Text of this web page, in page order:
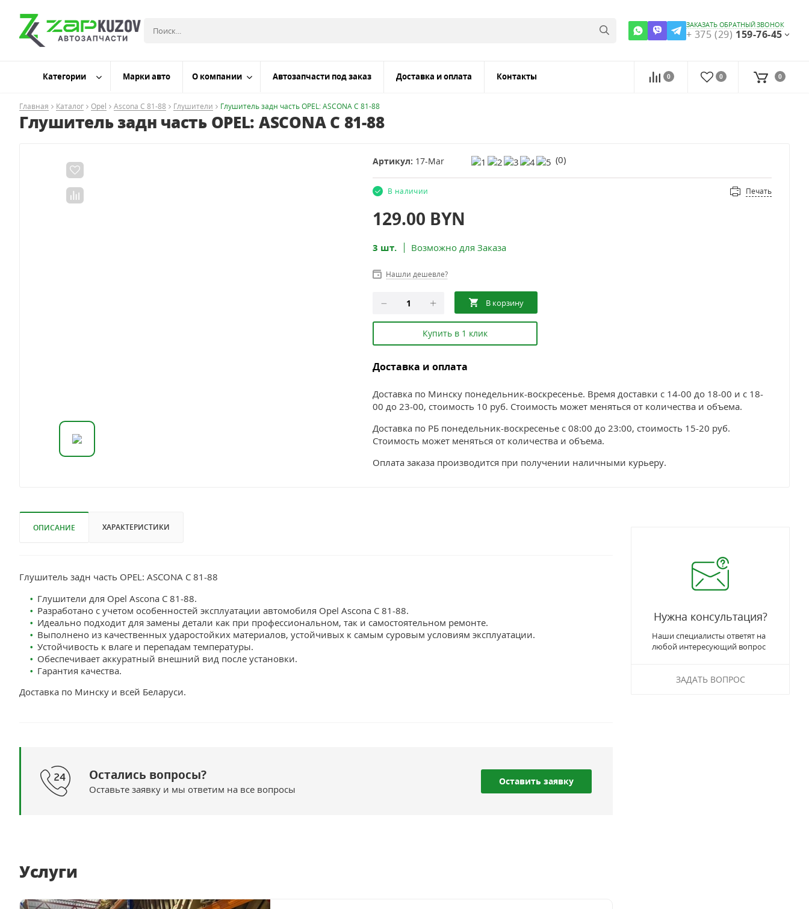
ЗАКАЗАТЬ ОБРАТНЫЙ ЗВОНОК
+ 375 (29) 159-76-45
Категории Марки авто О компании Автозапчасти под заказ Доставка и оплата Контакты 0 0 0
Главная Каталог Opel Ascona С 81-88 Глушители Глушитель задн часть OPEL: ASCONA C 81-88
Глушитель задн часть OPEL: ASCONA C 81-88
Артикул: 17-Mar (0)
Печать
В наличии
129.00 BYN
3 шт. Возможно для Заказа
Нашли дешевле?
Купить в 1 клик
Доставка и оплата
Доставка по Минску понедельник-воскресенье. Время доставки с 14-00 до 18-00 и с 18-
00 до 23-00, стоимость 10 руб. Стоимость может меняться от количества и объема.
Доставка по РБ понедельник-воскресенье с 08:00 до 23:00, стоимость 15-20 руб.
Стоимость может меняться от количества и объема.
Оплата заказа производится при получении наличными курьеру.
ОПИСАНИЕ ХАРАКТЕРИСТИКИ
Глушитель задн часть OPEL: ASCONA C 81-88
Глушители для Opel Ascona С 81-88.
Разработано с учетом особенностей эксплуатации автомобиля Opel Ascona С 81-88.
Идеально подходит для замены детали как при профессиональном, так и самостоятельном ремонте.
Выполнено из качественных ударостойких материалов, устойчивых к самым суровым условиям эксплуатации.
Устойчивость к влаге и перепадам температуры.
Обеспечивает аккуратный внешний вид после установки.
Гарантия качества.
Доставка по Минску и всей Беларуси.
Остались вопросы?
Оставьте заявку и мы ответим на все вопросы
Оставить заявку
Услуги
Нужна консультация?
Наши специалисты ответят на
любой интересующий вопрос
ЗАДАТЬ ВОПРОС